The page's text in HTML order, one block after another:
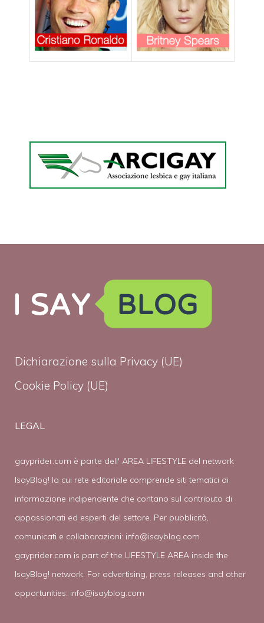
Dichiarazione sulla Privacy (UE)
Cookie Policy (UE)
LEGAL
gayprider.com è parte dell' AREA LIFESTYLE del network
IsayBlog! la cui rete editoriale comprende siti tematici di
informazione indipendente che contano sul contributo di
appassionati ed esperti del settore. Per pubblicità,
comunicati e collaborazioni: info@isayblog.com
gayprider.com is part of the LIFESTYLE AREA inside the
IsayBlog! network. For advertising, press releases and other
opportunities: info@isayblog.com